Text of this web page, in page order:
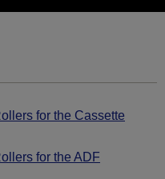
for the Cassette
for the ADF